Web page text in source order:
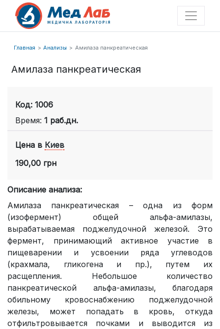
Главная Анализы Амилаза панкреатическая
Амилаза панкреатическая
Код: 1006
Время: 1 раб.дн.
Цена в Киев
190,00 грн
Описание анализа:
Амилаза панкреатическая – одна из форм
(изофермент) общей альфа-амилазы,
вырабатываемая поджелудочной железой. Это
фермент, принимающий активное участие в
пищеварении и усвоении ряда углеводов
(крахмала, гликогена и пр.), путем их
расщепления. Небольшое количество
панкреатической альфа-амилазы, благодаря
обильному кровоснабжению поджелудочной
железы, может попадать в кровь, откуда
отфильтровывается почками и выводится из